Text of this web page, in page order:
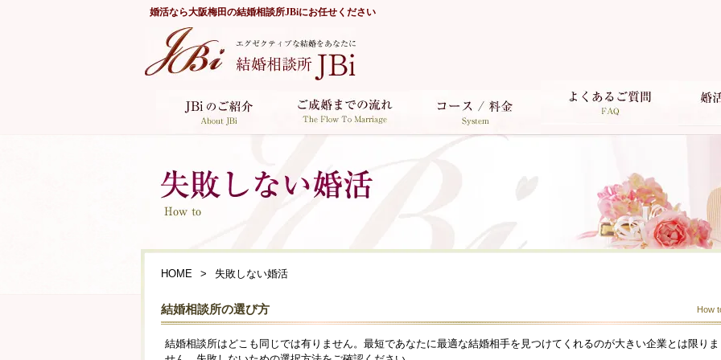
婚活なら大阪梅田の結婚相談所JBiにお任せください
HOME 失敗しない婚活
結婚相談所の選び方 How
結婚相談所はどこも同じでは有りません。最短であなたに最適な結婚相手を見つけてくれるのが大きい企業とは限りま